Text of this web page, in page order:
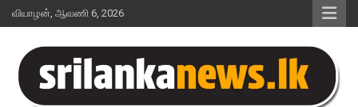
Skip
to
வியாழன், ஆவணி 6, 2026